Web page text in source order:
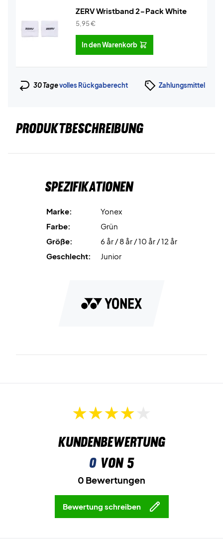
ZERV Wristband 2-Pack White
5,95€
In den Warenkorb
30 Tagevolles Rückgaberecht Zahlungsmittel
PRODUKTBESCHREIBUNG
Spezifikationen
Marke:
Yonex
Farbe:
Grün
Größe:
6 år / 8 år / 10 år / 12 år
Geschlecht:
Junior
Kundenbewertung
0von 5
0 Bewertungen
Bewertung schreiben